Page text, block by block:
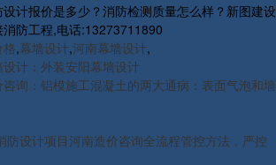
计报价是多少？消防检测质量怎么样？新图建设
防工程,电话:13273711890
,幕墙设计,河南幕墙设计,
计：外装安阳幕墙设计
询：铝模施工混凝土的两大通病：表面气泡和墙
防设计项目河南造价咨询全流程管控方法，严控